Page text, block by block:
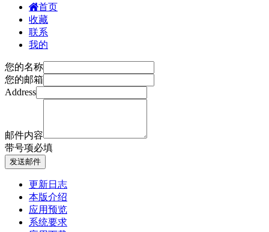
首页
收藏
联系
我的
您的名称
您的邮箱
Address
邮件内容
带号项必填
发送邮件
更新日志
本版介绍
应用预览
系统要求